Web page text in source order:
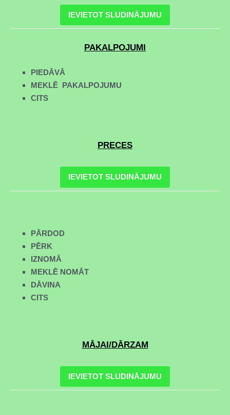
IEVIETOT SLUDINĀJUMU
PAKALPOJUMI
PIEDĀVĀ
MEKLĒ PAKALPOJUMU
CITS
PRECES
IEVIETOT SLUDINĀJUMU
PĀRDOD
PĒRK
IZNOMĀ
MEKLĒ NOMĀT
DĀVINA
CITS
MĀJAI/DĀRZAM
IEVIETOT SLUDINĀJUMU